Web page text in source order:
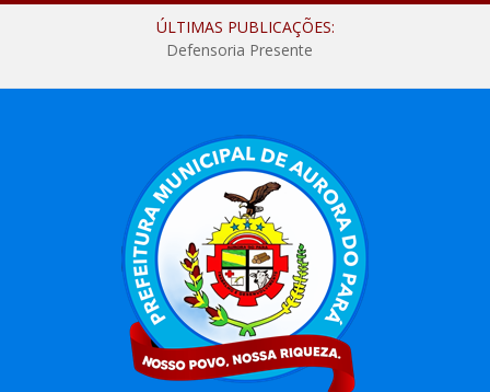
ÚLTIMAS PUBLICAÇÕES:
Defensoria Presente